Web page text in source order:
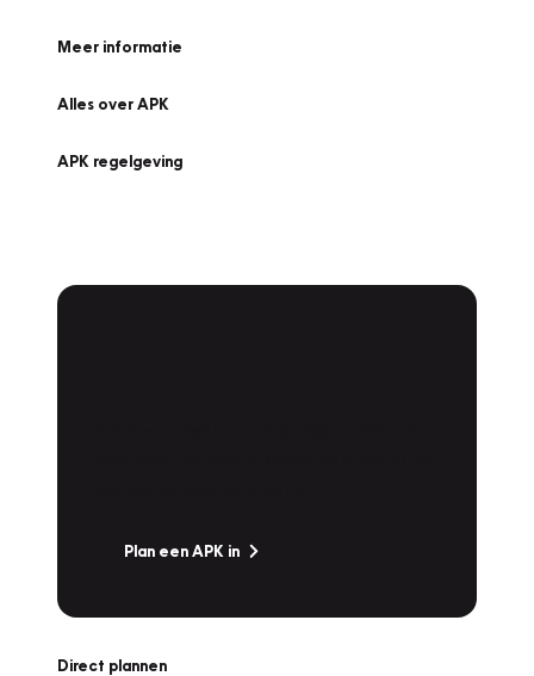
Meer informatie
Alles over APK
APK regelgeving
Plan een APK in
Direct plannen